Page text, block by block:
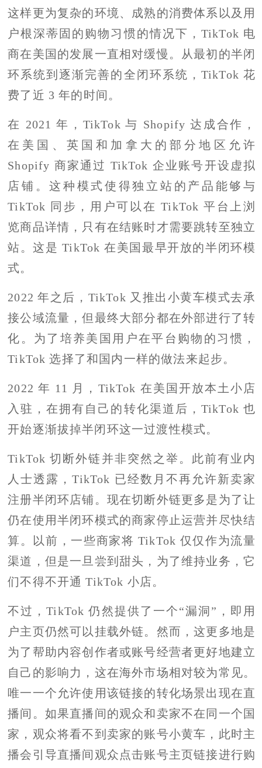
这样更为复杂的环境、成熟的消费体系以及用
户根深蒂固的购物习惯的情况下，TikTok 电
商在美国的发展一直相对缓慢。从最初的半闭
环系统到逐渐完善的全闭环系统，TikTok 花
费了近 3 年的时间。
在 2021 年，TikTok 与 Shopify 达成合作，
在美国、英国和加拿大的部分地区允许
Shopify 商家通过 TikTok 企业账号开设虚拟
店铺。这种模式使得独立站的产品能够与
TikTok 同步，用户可以在 TikTok 平台上浏
览商品详情，只有在结账时才需要跳转至独立
站。这是 TikTok 在美国最早开放的半闭环模
式。
2022 年之后，TikTok 又推出小黄车模式去承
接公域流量，但最终大部分都在外部进行了转
化。为了培养美国用户在平台购物的习惯，
TikTok 选择了和国内一样的做法来起步。
2022 年 11 月，TikTok 在美国开放本土小店
入驻，在拥有自己的转化渠道后，TikTok 也
开始逐渐拔掉半闭环这一过渡性模式。
TikTok 切断外链并非突然之举。此前有业内
人士透露，TikTok 已经数月不再允许新卖家
注册半闭环店铺。现在切断外链更多是为了让
仍在使用半闭环模式的商家停止运营并尽快结
算。以前，一些商家将 TikTok 仅仅作为流量
渠道，但是一旦尝到甜头，为了维持业务，它
们不得不开通 TikTok 小店。
不过，TikTok 仍然提供了一个“漏洞”，即用
户主页仍然可以挂载外链。然而，这更多地是
为了帮助内容创作者或账号经营者更好地建立
自己的影响力，这在海外市场相对较为常见。
唯一一个允许使用该链接的转化场景出现在直
播间。如果直播间的观众和卖家不在同一个国
家，观众将看不到卖家的账号小黄车，此时主
播会引导直播间观众点击账号主页链接进行购